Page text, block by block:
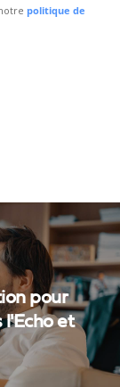
notrepolitique de
pour
l'Echo et